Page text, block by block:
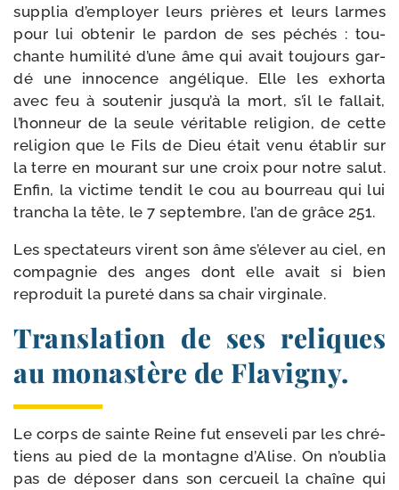
sup­plia d’employer leurs prières et leurs larmes
pour lui obte­nir le par­don de ses péchés : tou­
chante humi­li­té d’une âme qui avait tou­jours gar­
dé une inno­cence angé­lique. Elle les exhor­ta
avec feu à sou­te­nir jusqu’à la mort, s’il le fal­lait,
l’honneur de la seule véri­table reli­gion, de cette
reli­gion que le Fils de Dieu était venu éta­blir sur
la terre en mou­rant sur une croix pour notre salut.
Enfin, la vic­time ten­dit le cou au bour­reau qui lui
tran­cha la tête, le 7 sep­tembre, l’an de grâce 251.
Les spec­ta­teurs virent son âme s’élever au ciel, en
com­pa­gnie des anges dont elle avait si bien
repro­duit la pure­té dans sa chair virginale.
Translation de ses reliques
au monastère de Flavigny.
Le corps de sainte Reine fut ense­ve­li par les chré­
tiens au pied de la mon­tagne d’Alise. On n’oublia
pas de dépo­ser dans son cer­cueil la chaîne qui